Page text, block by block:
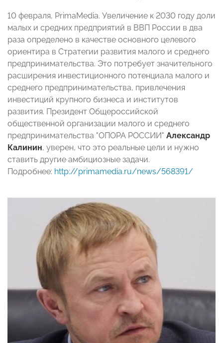
10 февраля, PrimaMedia. Увеличение к 2030 году доли
малых и средних предприятий в ВВП России в два
раза определено в качестве основного целевого
ориентира в Стратегии развития малого и среднего
предпринимательства. Это потребует значительного
расширения инвестиционного потенциала малого и
среднего предпринимательства, привлечения
инвестиций крупного бизнеса и институтов
развития. Президент Общероссийской
общественной организации малого и среднего
предпринимательства "ОПОРА РОССИИ" Александр
Калинин, уверен, что это реальные цели и нужно
ставить другие амбициозные задачи.
Подробнее: http://primamedia.ru/news/568391/